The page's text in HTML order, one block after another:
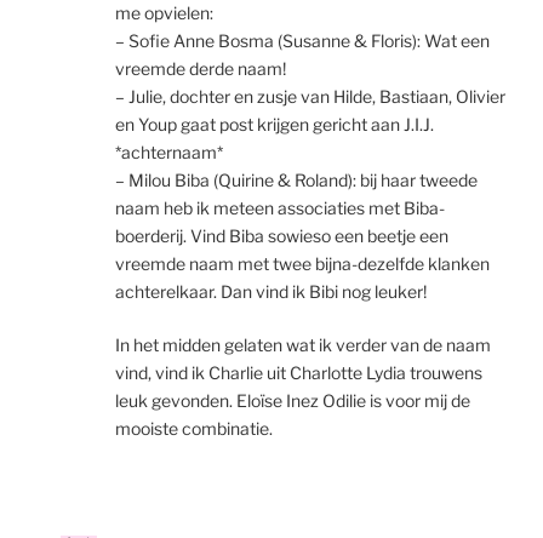
me opvielen:
– Sofie Anne Bosma (Susanne & Floris): Wat een
vreemde derde naam!
– Julie, dochter en zusje van Hilde, Bastiaan, Olivier
en Youp gaat post krijgen gericht aan J.I.J.
*achternaam*
– Milou Biba (Quirine & Roland): bij haar tweede
naam heb ik meteen associaties met Biba-
boerderij. Vind Biba sowieso een beetje een
vreemde naam met twee bijna-dezelfde klanken
achterelkaar. Dan vind ik Bibi nog leuker!
In het midden gelaten wat ik verder van de naam
vind, vind ik Charlie uit Charlotte Lydia trouwens
leuk gevonden. Eloïse Inez Odilie is voor mij de
mooiste combinatie.